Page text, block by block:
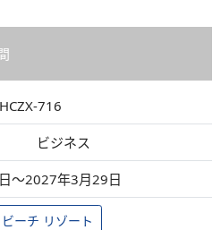
716
ビジネス
～2027年3月29日
ーチ リゾート